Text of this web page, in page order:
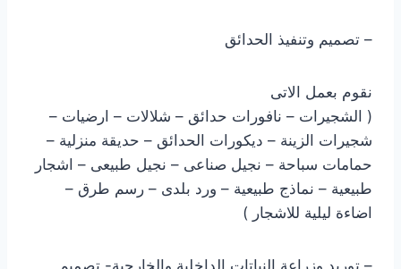
– تصميم وتنفيذ الحدائق
نقوم بعمل الاتى
( الشجيرات – نافورات حدائق – شلالات – ارضيات –
شجيرات الزينة – ديكورات الحدائق – حديقة منزلية –
حمامات سباحة – نجيل صناعى – نجيل طبيعى – اشجار
طبيعية – نماذج طبيعية – ورد بلدى – رسم طرق –
اضاءة ليلية للاشجار )